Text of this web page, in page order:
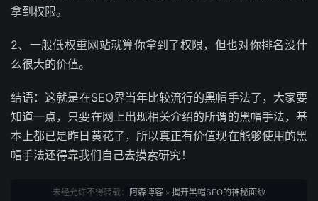
拿到权限。
2、一般低权重网站就算你拿到了权限，但也对你排名没什
么很大的价值。
结语：这就是在SEO界当年比较流行的黑帽手法了，大家要
知道一点，只要在网上出现相关介绍的所谓的黑帽手法，基
本上都已是昨日黄花了，所以真正有价值现在能够使用的黑
帽手法还得靠我们自己去摸索研究！
未经允许不得转载： 阿森博客 » 揭开黑帽SEO的神秘面纱